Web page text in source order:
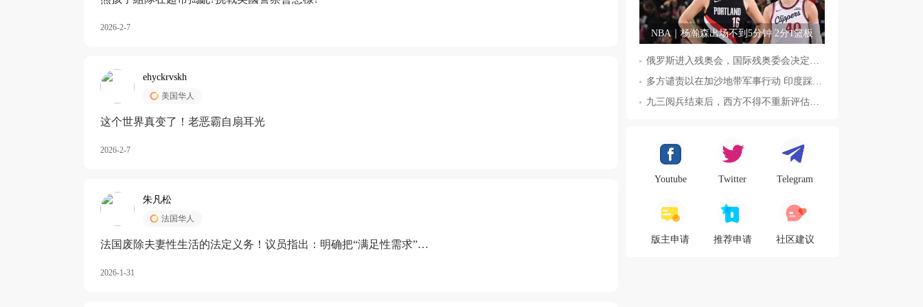
2026-2-7
ehyckrvskh
美国华人
这个世界真变了！老恶霸自扇耳光
2026-2-7
朱凡松
法国华人
法国废除夫妻性生活的法定义务！议员指出：明确把“满足性需求”排
2026-1-31
NBA｜杨瀚森出场不到5分钟 2分1篮板
Youtube Twitter Telegram
版主申请 推荐申请 社区建议